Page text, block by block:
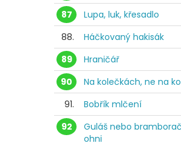
87
Lupa, luk, křesadlo
88.
Háčkovaný hakisák
89
Hraničář
90
Na kolečkách, ne na
91.
Bobřík mlčení
92
Guláš nebo
ohni